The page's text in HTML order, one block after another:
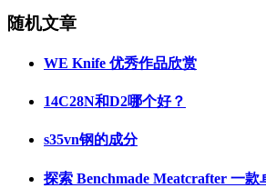
随机文章
WE Knife 优秀作品欣赏
14C28N和D2哪个好？
s35vn钢的成分
探索 Benchmade Meatcrafter 一